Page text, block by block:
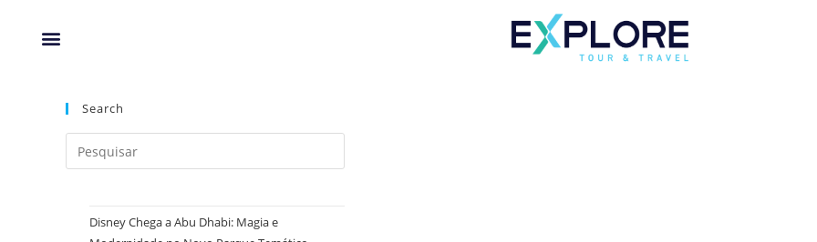
Search
Disney Chega a Abu Dhabi: Magia e